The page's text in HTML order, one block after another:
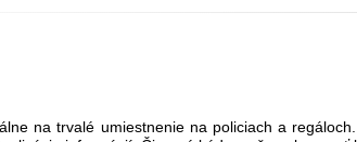
na trvalé umiestnenie na policiach a regáloch